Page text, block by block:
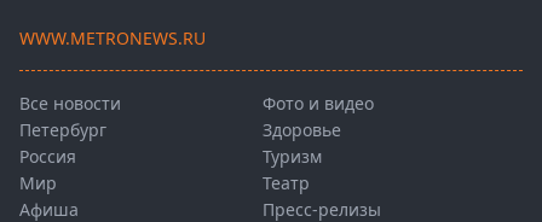
WWW.METRONEWS.RU
Все новости
Петербург
Россия
Мир
Афиша
Фото и видео
Здоровье
Туризм
Театр
Пресс-релизы